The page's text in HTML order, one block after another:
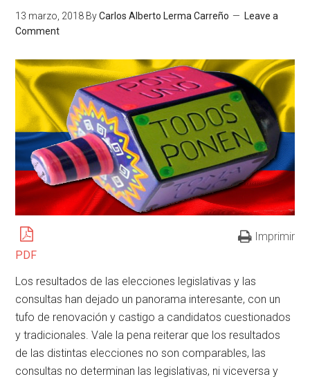
13 marzo, 2018 ByCarlos Alberto Lerma Carreño
Leave a
Comment
PDF
Imprimir
Los resultados de las elecciones legislativas y las
consultas han dejado un panorama interesante, con un
tufo de renovación y castigo a candidatos cuestionados
y tradicionales. Vale la pena reiterar que los resultados
de las distintas elecciones no son comparables, las
consultas no determinan las legislativas, ni viceversa y